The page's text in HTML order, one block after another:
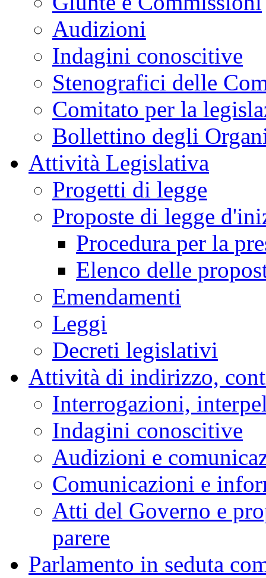
Audizioni
Indagini conoscitive
Stenografici delle
Comitato per la
Bollettino degli
Attività Legislativa
Progetti di legge
Proposte di legge
Procedura per la
Elenco delle
Emendamenti
Leggi
Decreti legislativi
Attività di indirizzo,
Interrogazioni,
Indagini conoscitive
Audizioni e
Comunicazioni e
Atti del Governo e
parere
Parlamento in seduta